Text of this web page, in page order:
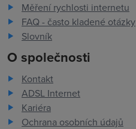
Měření rychlosti internetu
FAQ - často kladené otázky
Slovník
O společnosti
Kontakt
ADSL Internet
Kariéra
Ochrana osobních údajů